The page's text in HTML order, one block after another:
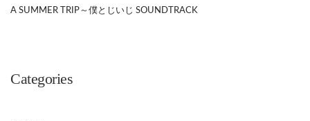
A SUMMER TRIP～僕とじいじ SOUNDTRACK
Categories